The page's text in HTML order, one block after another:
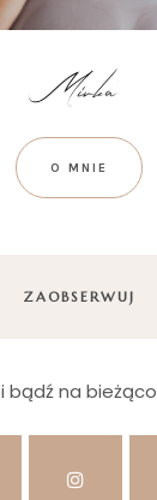
O MNIE
ZAOBSERWUJ
i bądź na bieżąco